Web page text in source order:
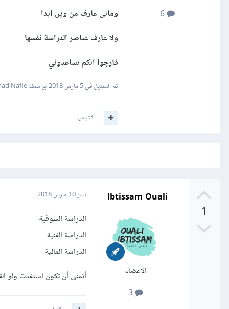
6
وماني عارف من وين ابدا
ولا عارف عناصر الدراسة نفسها
فارجوا انكم تساعدوني
تم التعديل في5 مارس 2018 بواسطة Fahad Nafie
اقتباس
1
Ibtissam Ouali
الأعضاء
3
نشر10 مارس 2018
الدراسة السوقية
الدراسة الفنية
الدراسة المالية
أتمنى أن تكون إستفدت ولو